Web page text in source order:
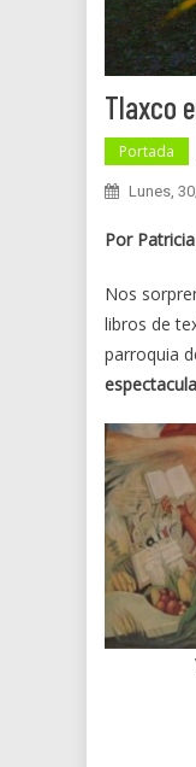
Tlaxco
Portada
Lunes,
Por
Nos
libros de
parroquia